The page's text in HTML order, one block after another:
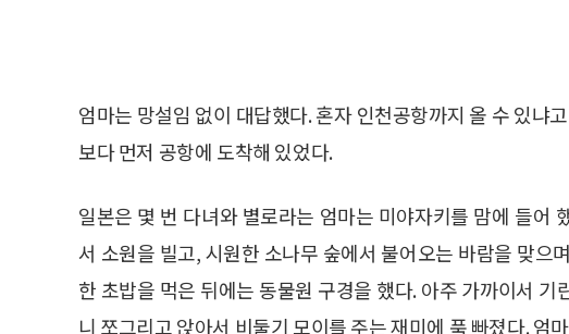
엄마는 망설임 없이 대답했다. 혼자 인천공항까지 올 수 있냐
보다 먼저 공항에 도착해 있었다.
일본은 몇 번 다녀와 별로라는 엄마는 미야자키를 맘에 들어
서 소원을 빌고, 시원한 소나무 숲에서 불어오는 바람을 맞으
한 초밥을 먹은 뒤에는 동물원 구경을 했다. 아주 가까이서
니 쪼그리고 앉아서 비둘기 모이를 주는 재미에 푹 빠졌다. 엄